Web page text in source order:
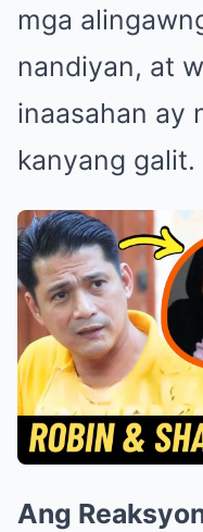
mga
nandiyan, at
inaasahan ay
kanyang galit.
Ang